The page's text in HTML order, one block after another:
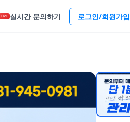
LIVE 실시간 문의하기 로그인/회원가입